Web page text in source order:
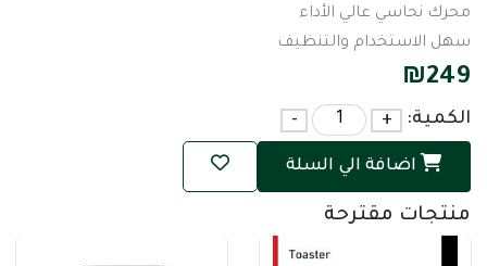
محرك نحاسي عالي الأداء
سهل الاستخدام والتنظيف
₪249
الكمية: +
-
اضافة الي السلة
منتجات مقترحة